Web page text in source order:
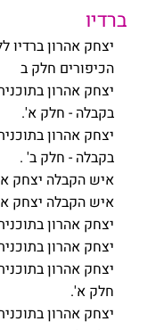
ברדיו
יצחק אהרון ברדיו
הכיפורים חלק ב
יצחק אהרון
בקבלה - חלק א'.
יצחק אהרון
בקבלה - חלק ב' .
איש הקבלה יצחק
איש הקבלה יצחק
יצחק אהרון
יצחק אהרון
יצחק אהרון
חלק א'.
יצחק אהרון